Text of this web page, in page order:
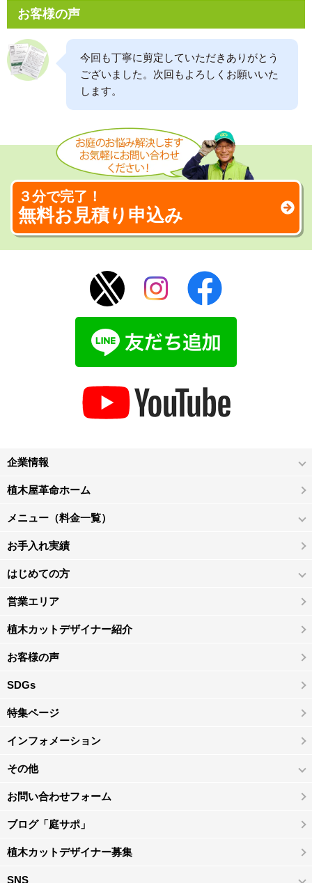
お客様の声
今回も丁寧に剪定していただきありがとう
ございました。次回もよろしくお願いいた
します。
３分で完了！
無料お見積り申込み
企業情報
植木屋革命ホーム
メニュー（料金一覧）
お手入れ実績
はじめての方
営業エリア
植木カットデザイナー紹介
お客様の声
SDGs
特集ページ
インフォメーション
その他
お問い合わせフォーム
ブログ「庭サポ」
植木カットデザイナー募集
SNS